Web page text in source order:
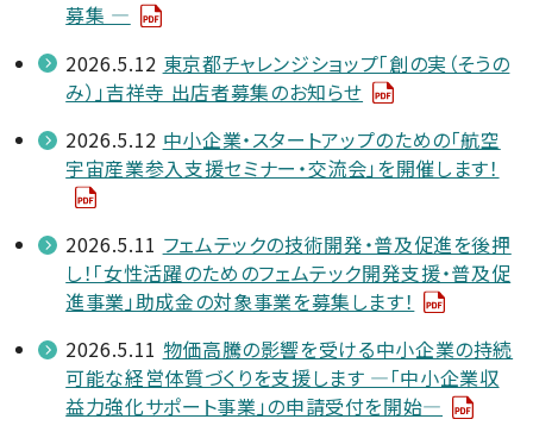
募集 —
2026.5.12 東京都チャレンジショップ「創の実（そうの
み）」吉祥寺 出店者募集のお知らせ
2026.5.12 中小企業・スタートアップのための「航空
宇宙産業参入支援セミナー・交流会」を開催します！
2026.5.11 フェムテックの技術開発・普及促進を後押
し！「女性活躍のためのフェムテック開発支援・普及促
進事業」助成金の対象事業を募集します！
2026.5.11 物価高騰の影響を受ける中小企業の持続
可能な経営体質づくりを支援します —「中小企業収
益力強化サポート事業」の申請受付を開始—